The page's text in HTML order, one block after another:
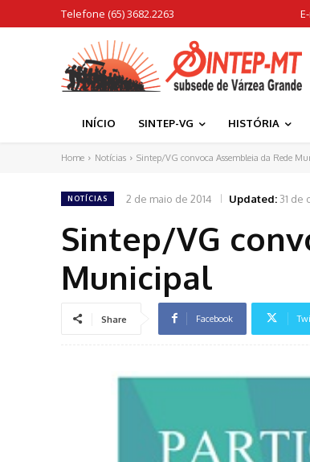
Telefone (65) 3682.2263
INÍCIO SINTEP-VG HISTÓRIA
Home Notícias Sintep/VG convoca Assembleia da Rede
NOTÍCIAS 2 de maio de 2014 Updated: 31 de
Sintep/VG
Municipal
Share Facebook